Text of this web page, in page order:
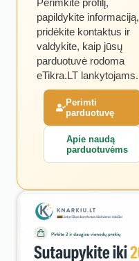
Perimkite profilį,
papildykite informaciją,
pridėkite kontaktus ir
valdykite, kaip jūsų
parduotuvė rodoma
eTikra.LT lankytojams.
Perimti
parduotuvę
Apie naudą
parduotuvėms